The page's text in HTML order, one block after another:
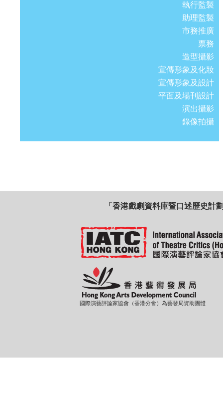
執行監製
助理監製
市務推廣
票務
造型攝影
宣傳形象及化妝
宣傳形象及設計
平面及場刊設計
演出攝影
錄像拍攝
「香港戲劇資料庫暨口述歷史計
國際演藝評論家協會（香港分會）為藝發局資助團體